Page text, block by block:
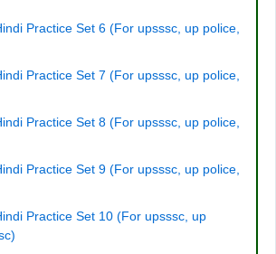
Practice Set 6 (For upsssc, up police,
Practice Set 7 (For upsssc, up police,
Practice Set 8 (For upsssc, up police,
Practice Set 9 (For upsssc, up police,
Practice Set 10 (For upsssc, up